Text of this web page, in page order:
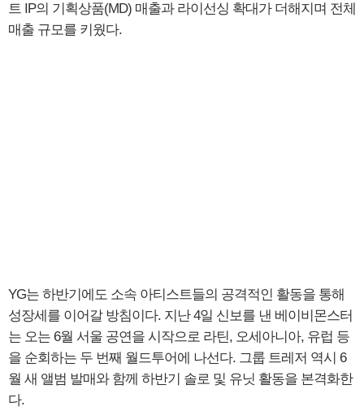
트 IP의 기획상품(MD) 매출과 라이선싱 확대가 더해지며 전체
매출 규모를 키웠다.
YG는 하반기에도 소속 아티스트들의 공격적인 활동을 통해
성장세를 이어갈 방침이다. 지난 4일 신보를 낸 베이비몬스터
는 오는 6월 서울 공연을 시작으로 라틴, 오세아니아, 유럽 등
을 순회하는 두 번째 월드투어에 나선다. 그룹 트레저 역시 6
월 새 앨범 발매와 함께 하반기 솔로 및 유닛 활동을 본격화한
다.